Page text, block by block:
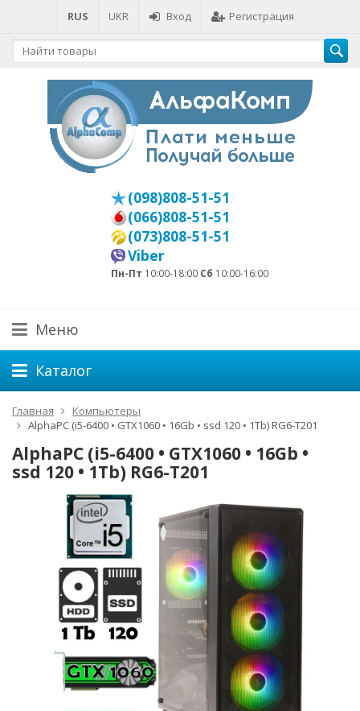
RUS UKR Вход Регистрация
(098)808-51-51
(066)808-51-51
(073)808-51-51
Viber
Пн-Пт 10:00-18:00 Сб 10:00-16:00
Меню
Каталог
Главная
Компьютеры
AlphaPC (i5-6400 • GTX1060 • 16Gb • ssd 120 • 1Tb) RG6-T201
AlphaPC (i5-6400 • GTX1060 • 16Gb •
ssd 120 • 1Tb) RG6-T201